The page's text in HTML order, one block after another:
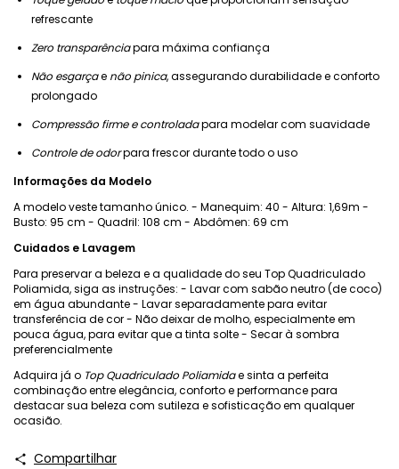
refrescante
Zero transparênciapara máxima confiança
Não esgarçae não pinica, assegurando durabilidade e conforto
prolongado
Compressão firme e controladapara modelar com suavidade
Controle de odorpara frescor durante todo o uso
Informações da Modelo
A modelo veste tamanho único. - Manequim: 40 - Altura: 1,69m -
Busto: 95 cm - Quadril: 108 cm - Abdômen: 69 cm
Cuidados e Lavagem
Para preservar a beleza e a qualidade do seu Top Quadriculado
Poliamida, siga as instruções: - Lavar com sabão neutro (de coco)
em água abundante - Lavar separadamente para evitar
transferência de cor - Não deixar de molho, especialmente em
pouca água, para evitar que a tinta solte - Secar à sombra
preferencialmente
Adquira já o Top Quadriculado Poliamidae sinta a perfeita
combinação entre elegância, conforto e performance para
destacar sua beleza com sutileza e sofisticação em qualquer
ocasião.
Compartilhar